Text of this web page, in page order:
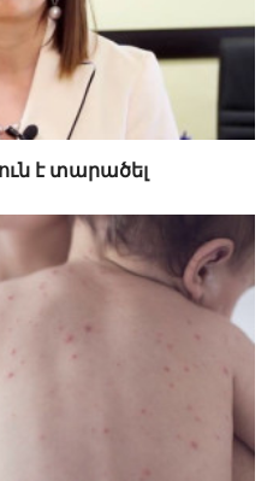
է տարածել